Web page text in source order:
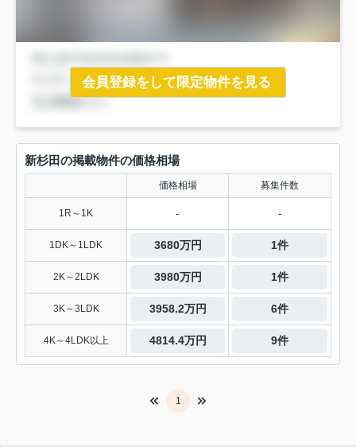
会員登録をして限定物件を見る
新杉田の掲載物件の価格相場
価格相場 募集件数
1R～1K - -
1DK～1LDK 3680万円 1件
2K～2LDK 3980万円 1件
3K～3LDK 3958.2万円 6件
4K～4LDK以上 4814.4万円 9件
1